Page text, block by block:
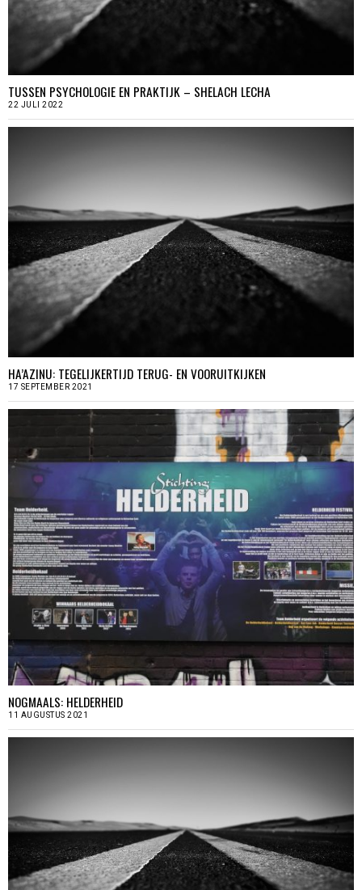
TUSSEN PSYCHOLOGIE EN PRAKTIJK – SHELACH LECHA
22 JULI 2022
HA’AZINU: TEGELIJKERTIJD TERUG- EN VOORUITKIJKEN
17 SEPTEMBER 2021
NOGMAALS: HELDERHEID
11 AUGUSTUS 2021